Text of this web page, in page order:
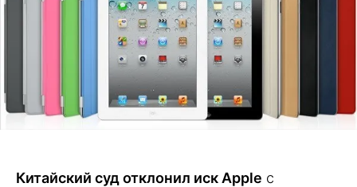
Китайский суд отклонил иск Apple с